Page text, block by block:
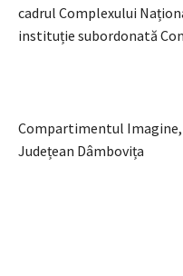
cadrul Complexului
instituție subordonată
Compartimentul
Județean Dâmbovița